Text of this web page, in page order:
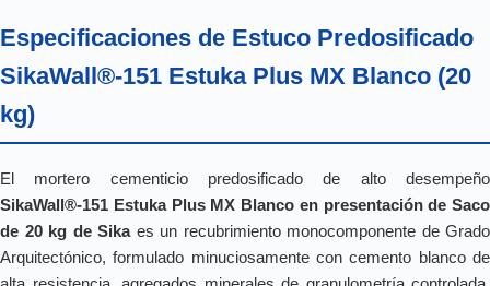
Especificaciones de Estuco Predosificado
SikaWall®-151 Estuka Plus MX Blanco (20
kg)
El mortero cementicio predosificado de alto desempeño
SikaWall®-151 Estuka Plus MX Blanco en presentación de Saco
de 20 kg de Sikaes un recubrimiento monocomponente de Grado
Arquitectónico, formulado minuciosamente con cemento blanco de